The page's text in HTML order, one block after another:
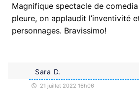
Magnifique spectacle de
pleure, on applaudit l’inventivité
personnages. Bravissimo!
Sara D.
21 juillet 2022 16h06